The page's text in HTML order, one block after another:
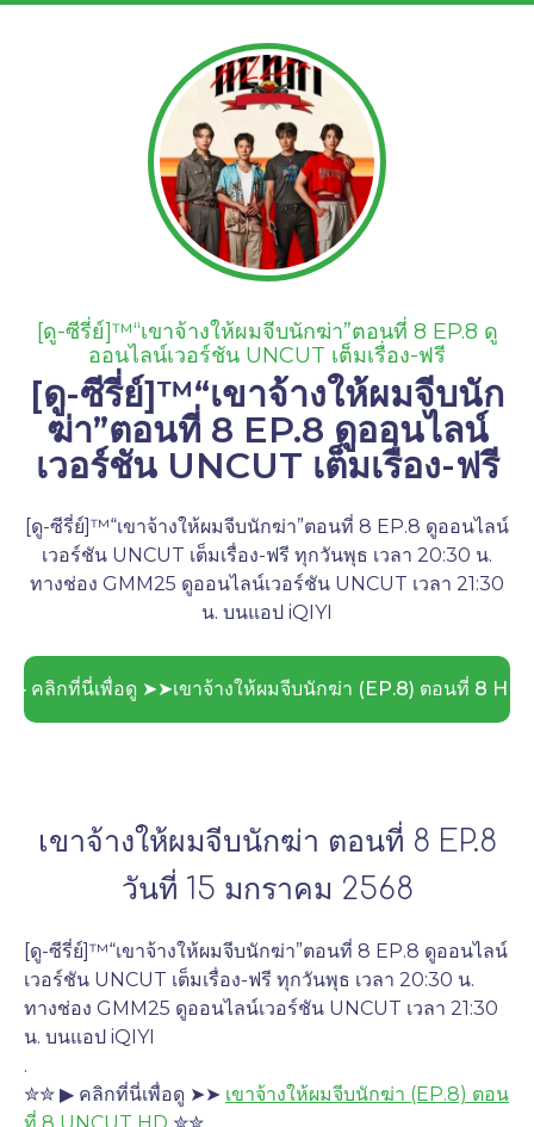
[ดู-ซีรี่ย์]™“เขาจ้างให้ผมจีบนักฆ่า”ตอนที่ 8 EP.8 ดู
ออนไลน์เวอร์ชัน UNCUT เต็มเรื่อง-ฟรี
[ดู-ซีรี่ย์]™“เขาจ้างให้ผมจีบนัก
ฆ่า”ตอนที่ 8 EP.8 ดูออนไลน์
เวอร์ชัน UNCUT เต็มเรื่อง-ฟรี
[ดู-ซีรี่ย์]™“เขาจ้างให้ผมจีบนักฆ่า”ตอนที่ 8 EP.8 ดูออนไลน์
เวอร์ชัน UNCUT เต็มเรื่อง-ฟรี ทุกวันพุธ เวลา 20:30 น.
ทางช่อง GMM25 ดูออนไลน์เวอร์ชัน UNCUT เวลา 21:30
น. บนแอป iQIYI
▶ คลิกที่นี่เพื่อดู ➤➤เขาจ้างให้ผมจีบนักฆ่า (EP.8) ตอนที่ 8 HD
เขาจ้างให้ผมจีบนักฆ่า ตอนที่ 8 EP.8
วันที่ 15 มกราคม 2568
[ดู-ซีรี่ย์]™“เขาจ้างให้ผมจีบนักฆ่า”ตอนที่ 8 EP.8 ดูออนไลน์
เวอร์ชัน UNCUT เต็มเรื่อง-ฟรี ทุกวันพุธ เวลา 20:30 น.
ทางช่อง GMM25 ดูออนไลน์เวอร์ชัน UNCUT เวลา 21:30
น. บนแอป iQIYI
.
✮✮ ▶ คลิกที่นี่เพื่อดู ➤➤ เขาจ้างให้ผมจีบนักฆ่า (EP.8) ตอน